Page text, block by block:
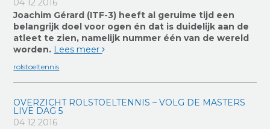
04 12 2016
Joachim Gérard (ITF-3) heeft al geruime tijd een
belangrijk doel voor ogen én dat is duidelijk aan de
atleet te zien, namelijk nummer één van de wereld
worden. Lees meer
rolstoeltennis
OVERZICHT ROLSTOELTENNIS – VOLG DE MASTERS
LIVE DAG 5
04 12 2016